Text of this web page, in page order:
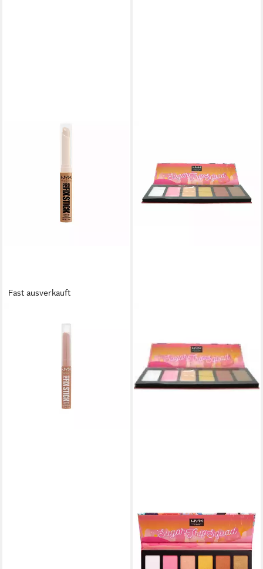
Fast ausverkauft
(9.968,75 €/ 1 kg)
lieferbar in 3 Wochen
Concealer-Palette Limited
Edition Sugar Trip Squad
Highlighter Palette 30g
16,51 €